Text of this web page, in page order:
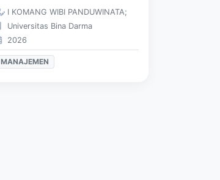
I KOMANG WIBI PANDUWINATA;
Universitas Bina Darma
2026
MANAJEMEN